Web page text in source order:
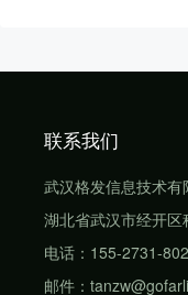
联系我们
武汉格发信息技术有
湖北省武汉市经开
电话：155-2731-
邮件：